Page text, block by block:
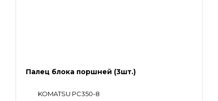
Палец блока поршней (3шт.)
KOMATSU PC350-8